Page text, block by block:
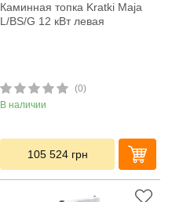
Каминная топка Kratki Maja
L/BS/G 12 кВт левая
(0)
В наличии
105 524 грн